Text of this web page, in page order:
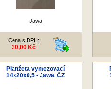
Jawa
Cena s DPH:
30,00 Kč
Planžeta vymezovací
14x20x0,5 - Jawa, ČZ